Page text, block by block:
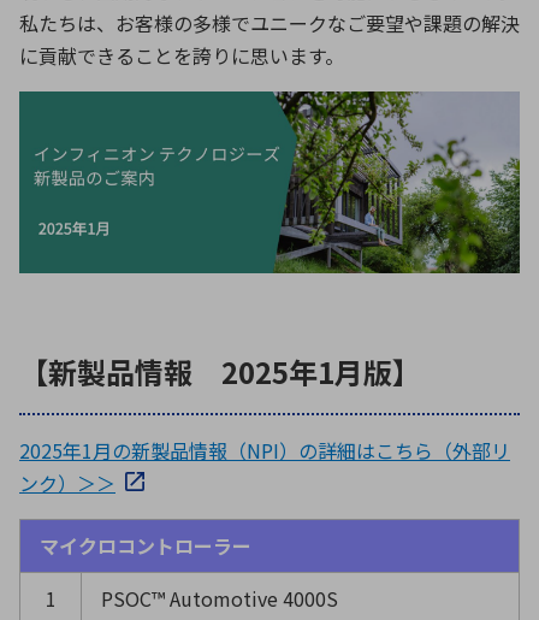
半導体・電子部品小ロット
私たちは、お客様の多様でユニークなご要望や課題の解決
に貢献できることを誇りに思います。
【新製品情報 2025年1月版】
2025年1月の新製品情報（NPI）の詳細はこちら（外部リ
ンク）＞＞
マイクロコントローラー
1
PSOC™ Automotive 4000S